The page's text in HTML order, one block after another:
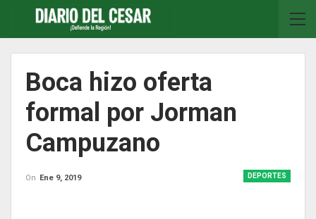
Boca hizo oferta
formal por Jorman
Campuzano
DEPORTES
On Ene 9, 2019